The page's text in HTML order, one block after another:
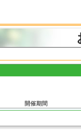
開催期間